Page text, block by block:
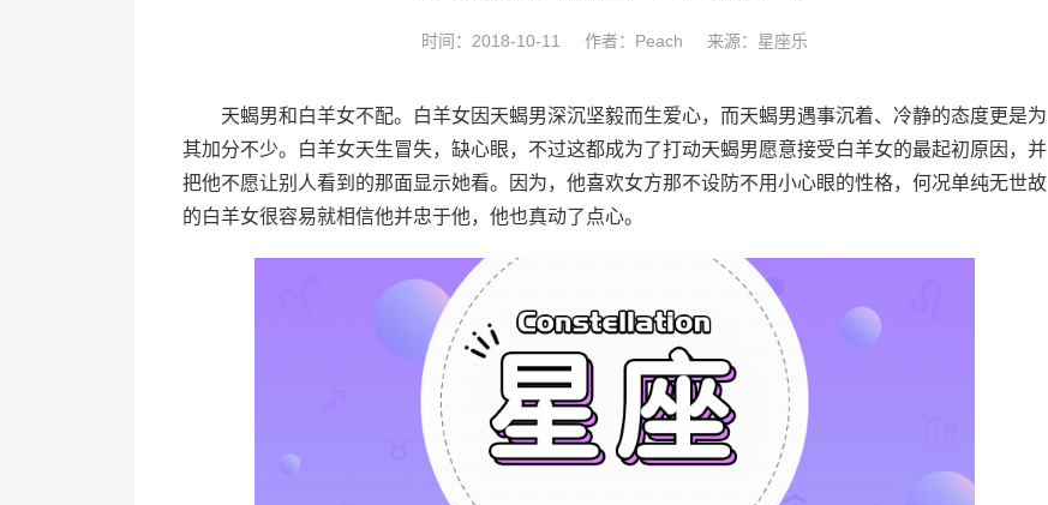
时间：2018-10-11 作者：Peach 来源：星座乐
天蝎男和白羊女不配。白羊女因天蝎男深沉坚毅而生爱心，而天蝎男遇事沉着、冷静的态度更是为
其加分不少。白羊女天生冒失，缺心眼，不过这都成为了打动天蝎男愿意接受白羊女的最起初原因，并
把他不愿让别人看到的那面显示她看。因为，他喜欢女方那不设防不用小心眼的性格，何况单纯无世故
的白羊女很容易就相信他并忠于他，他也真动了点心。